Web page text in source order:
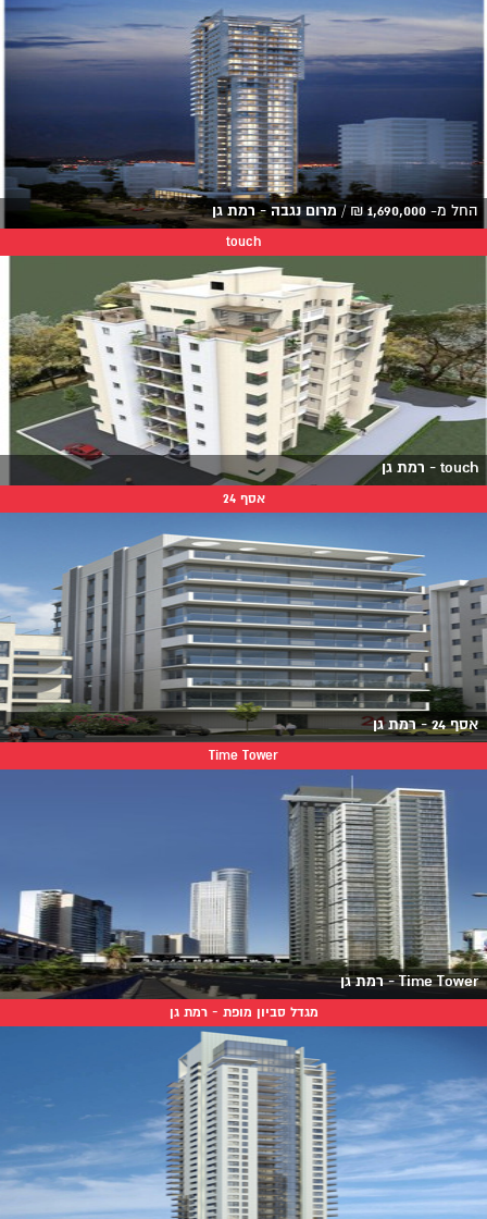
החל מ- 1,690,000
₪
/ מרום נגבה - רמת גן
touch
touch - רמת גן
אסף 24
אסף 24 - רמת גן
Time Tower
Time Tower - רמת גן
מגדל סביון מופת - רמת גן